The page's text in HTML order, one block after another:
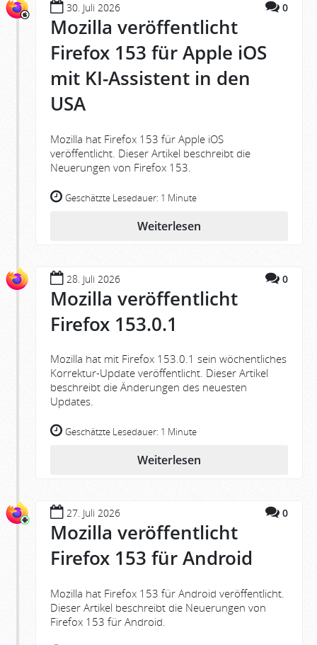
30. Juli 2026 0
Mozilla veröffentlicht
Firefox 153 für Apple iOS
mit KI-Assistent in den
USA
Mozilla hat Firefox 153 für Apple iOS
veröffentlicht. Dieser Artikel beschreibt die
Neuerungen von Firefox 153.
Geschätzte Lesedauer: 1 Minute
Weiterlesen
28. Juli 2026 0
Mozilla veröffentlicht
Firefox 153.0.1
Mozilla hat mit Firefox 153.0.1 sein wöchentliches
Korrektur-Update veröffentlicht. Dieser Artikel
beschreibt die Änderungen des neuesten
Updates.
Geschätzte Lesedauer: 1 Minute
Weiterlesen
27. Juli 2026 0
Mozilla veröffentlicht
Firefox 153 für Android
Mozilla hat Firefox 153 für Android veröffentlicht.
Dieser Artikel beschreibt die Neuerungen von
Firefox 153 für Android.